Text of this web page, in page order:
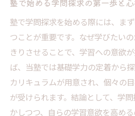
塾の先生紹介を参考にし
学問探求を支える塾のサ
塾の学習環境で伸ばす自己肯
塾が子どもの自己肯定感
説
探究型学習塾で実践す
塾で始める学問探求の第一歩と
塾で学問探求を始める際には、ま
つことが重要です。なぜ学びたい
きりさせることで、学習への意欲
ば、当塾では基礎学力の定着から
カリキュラムが用意され、個々の
が受けられます。結論として、学
かしつつ、自らの学習意欲を高め